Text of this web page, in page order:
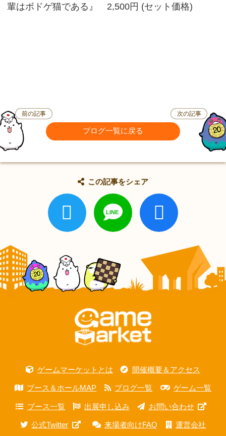
輩はボドゲ猫である』 2,500円 (セット価格)
前の記事
ブログ一覧に戻る
次の記事
この記事をシェア
ゲームマーケットとは 開催概要＆アクセス
ブース＆ホールMAP ブログ一覧 ゲーム一覧
ブース一覧 出展申し込み お問い合わせ
公式Twitter 来場者向けFAQ 運営会社